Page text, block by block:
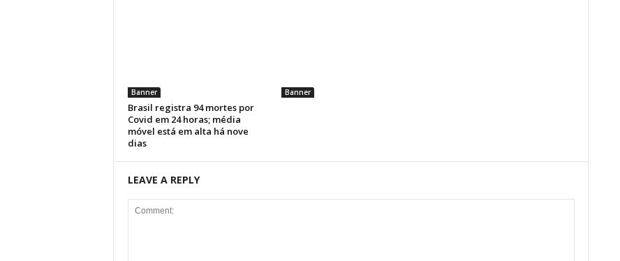
Banner
Brasil registra 94 mortes por
Covid em 24 horas; média
móvel está em alta há nove
dias
Banner
LEAVE A REPLY